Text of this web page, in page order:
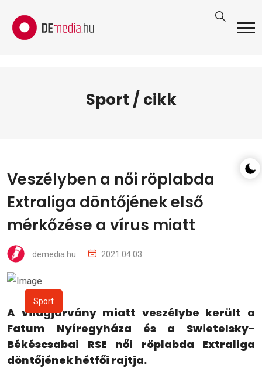
Sport / cikk
Veszélyben a női röplabda
Extraliga döntőjének első
mérkőzése a vírus miatt
demedia.hu 2021.04.03.
Sport
A világjárvány miatt veszélybe került a
Fatum Nyíregyháza és a Swietelsky-
Békéscsabai RSE női röplabda Extraliga
döntőjének hétfői rajtja.